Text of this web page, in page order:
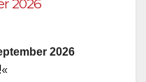
2026
2026